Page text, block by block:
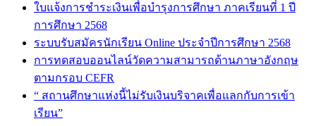
ใบแจ้งการชำระเงินเพื่อบำรุงการศึกษา ภาคเรียนที่ 1 ปี
การศึกษา 2568
ระบบรับสมัครนักเรียน Online ประจำปีการศึกษา 2568
การทดสอบออนไลน์วัดความสามารถด้านภาษาอังกฤษ
ตามกรอบ CEFR
“ สถานศึกษาแห่งนี้ไม่รับเงินบริจาคเพื่อแลกกับการเข้า
เรียน”